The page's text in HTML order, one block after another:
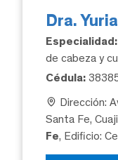
Dra.
Especialidad:
de cabeza y
Cédula:
Dirección:
Santa Fe,
Fe, Edificio: